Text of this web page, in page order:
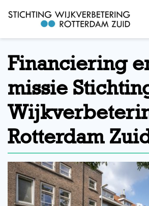
Financiering
missie
Rotterdam